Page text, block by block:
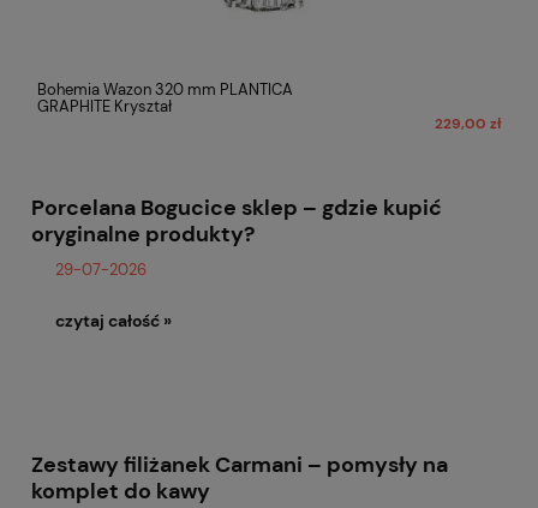
Bohemia Wazon 320 mm PLANTICA
GRAPHITE Kryształ
229,00 zł
Porcelana Bogucice sklep – gdzie kupić
oryginalne produkty?
29-07-2026
czytaj całość »
Zestawy filiżanek Carmani – pomysły na
komplet do kawy